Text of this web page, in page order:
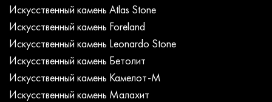
Искусcтвенный камень Atlas Stone
Искусcтвенный камень Foreland
Искусcтвенный камень Leonardo Stone
Искусcтвенный камень Бетолит
Искусcтвенный камень Камелот-М
Искусcтвенный камень Малахит